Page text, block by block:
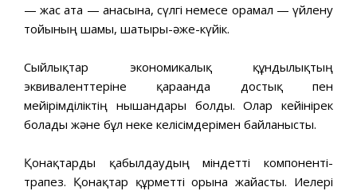
— жас ата — анасына, сүлгі немесе орамал — үйлену
тойының шамы, шатыры-әже-күйік.
Сыйлықтар экономикалық құндылықтың
эквиваленттеріне қарағанда достық пен
мейірімділіктің нышандары болды. Олар кейінірек
болады және бұл неке келісімдерімен байланысты.
Қонақтарды қабылдаудың міндетті компоненті-
трапез. Қонақтар құрметті орынға жайғасты. Иелері